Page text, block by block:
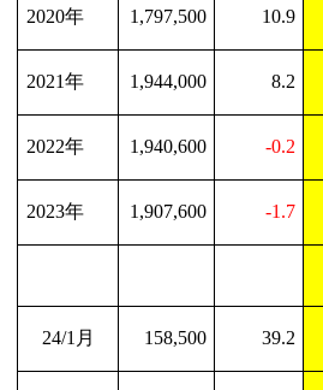
2020年 1,797,500 10.9
2021年 1,944,000 8.2
2022年 1,940,600 -0.2
2023年 1,907,600 -1.7
24/1 月 158,500 39.2